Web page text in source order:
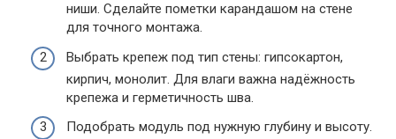
ниши. Сделайте пометки карандашом на стене
для точного монтажа.
Выбрать крепеж под тип стены: гипсокартон,
кирпич, монолит. Для влаги важна надёжность
крепежа и герметичность шва.
Подобрать модуль под нужную глубину и высоту.